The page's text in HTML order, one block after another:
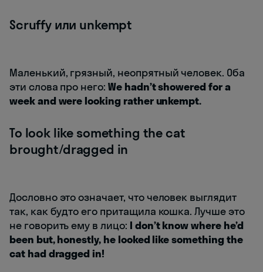
Scruffy или unkempt
Маленький, грязный, неопрятный человек. Оба
эти слова про него: We hadn’t showered for a
week and were looking rather unkempt.
To look like something the cat
brought/dragged in
Дословно это означает, что человек выглядит
так, как будто его притащила кошка. Лучше это
не говорить ему в лицо: I don’t know where he’d
been but, honestly, he looked like something the
cat had dragged in!